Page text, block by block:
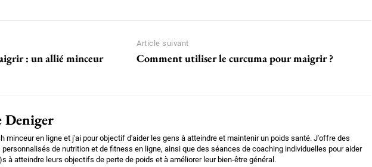
: un allié minceur
Article suivant
Comment utiliser le curcuma pour maigrir ?
Deniger
minceur en ligne et j'ai pour objectif d'aider les gens à atteindre et maintenir un poids santé. J'offre des
de nutrition et de fitness en ligne, ainsi que des séances de coaching individuelles pour aider
à atteindre leurs objectifs de perte de poids et à améliorer leur bien-être général.